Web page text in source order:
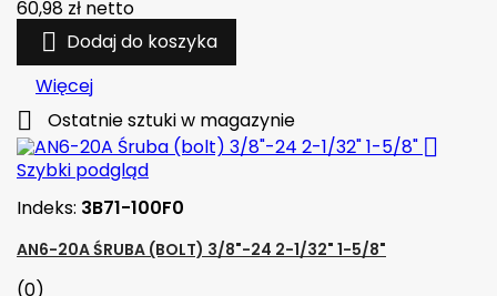
60,98 zł netto
 Dodaj do koszyka
Więcej
 Ostatnie sztuki w magazynie

Szybki podgląd
Indeks: 3B71-100F0
AN6-20A ŚRUBA (BOLT) 3/8"-24 2-1/32" 1-5/8"
(0)